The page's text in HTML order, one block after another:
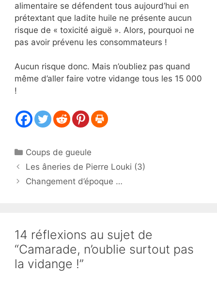
alimentaire se défendent tous aujourd’hui en
prétextant que ladite huile ne présente aucun
risque de « toxicité aiguë ». Alors, pourquoi ne
pas avoir prévenu les consommateurs !
Aucun risque donc. Mais n’oubliez pas quand
même d’aller faire votre vidange tous les 15 000
!
Catégories
Coups de gueule
Les âneries de Pierre Louki (3)
Changement d’époque …
14 réflexions au sujet de
“Camarade, n’oublie surtout pas
la vidange !”